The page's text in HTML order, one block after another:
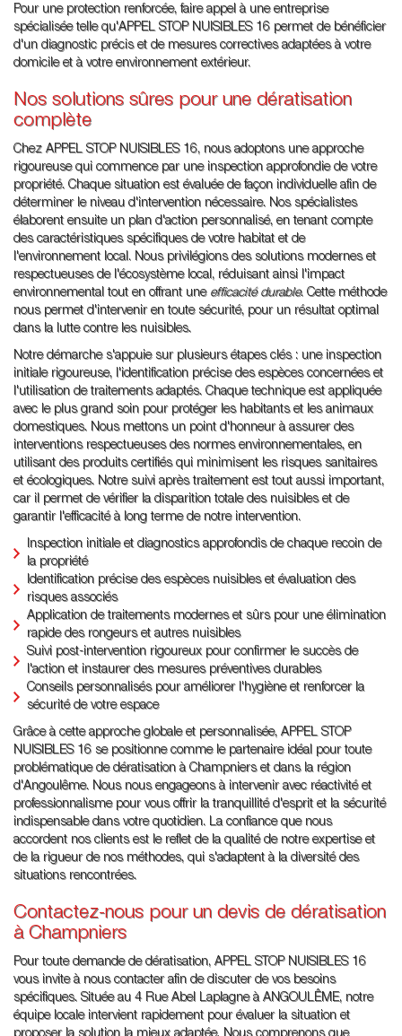
Pour une protection renforcée, faire appel à une entreprise
spécialisée telle qu'APPEL STOP NUISIBLES 16 permet de bénéficier
d'un diagnostic précis et de mesures correctives adaptées à votre
domicile et à votre environnement extérieur.
Nos solutions sûres pour une dératisation
complète
Chez APPEL STOP NUISIBLES 16, nous adoptons une approche
rigoureuse qui commence par une inspection approfondie de votre
propriété. Chaque situation est évaluée de façon individuelle afin de
déterminer le niveau d'intervention nécessaire. Nos spécialistes
élaborent ensuite un plan d'action personnalisé, en tenant compte
des caractéristiques spécifiques de votre habitat et de
l'environnement local. Nous privilégions des solutions modernes et
respectueuses de l'écosystème local, réduisant ainsi l'impact
environnemental tout en offrant une efficacité durable. Cette méthode
nous permet d'intervenir en toute sécurité, pour un résultat optimal
dans la lutte contre les nuisibles.
Notre démarche s'appuie sur plusieurs étapes clés : une inspection
initiale rigoureuse, l'identification précise des espèces concernées et
l'utilisation de traitements adaptés. Chaque technique est appliquée
avec le plus grand soin pour protéger les habitants et les animaux
domestiques. Nous mettons un point d'honneur à assurer des
interventions respectueuses des normes environnementales, en
utilisant des produits certifiés qui minimisent les risques sanitaires
et écologiques. Notre suivi après traitement est tout aussi important,
car il permet de vérifier la disparition totale des nuisibles et de
garantir l'efficacité à long terme de notre intervention.
Inspection initiale et diagnostics approfondis de chaque recoin de
la propriété
Identification précise des espèces nuisibles et évaluation des
risques associés
Application de traitements modernes et sûrs pour une élimination
rapide des rongeurs et autres nuisibles
Suivi post-intervention rigoureux pour confirmer le succès de
l'action et instaurer des mesures préventives durables
Conseils personnalisés pour améliorer l'hygiène et renforcer la
sécurité de votre espace
Grâce à cette approche globale et personnalisée, APPEL STOP
NUISIBLES 16 se positionne comme le partenaire idéal pour toute
problématique de dératisation à Champniers et dans la région
d'Angoulême. Nous nous engageons à intervenir avec réactivité et
professionnalisme pour vous offrir la tranquillité d'esprit et la sécurité
indispensable dans votre quotidien. La confiance que nous
accordent nos clients est le reflet de la qualité de notre expertise et
de la rigueur de nos méthodes, qui s'adaptent à la diversité des
situations rencontrées.
Contactez-nous pour un devis de dératisation
à Champniers
Pour toute demande de dératisation, APPEL STOP NUISIBLES 16
vous invite à nous contacter afin de discuter de vos besoins
spécifiques. Située au 4 Rue Abel Laplagne à ANGOULÊME, notre
équipe locale intervient rapidement pour évaluer la situation et